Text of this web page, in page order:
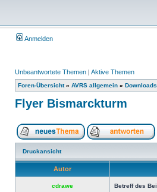
Anmelden
Unbeantwortete Themen | Aktive Themen
Foren-Übersicht» AVRS allgemein »
Flyer Bismarckturm
Druckansicht
Autor
cdrawe Betreff des